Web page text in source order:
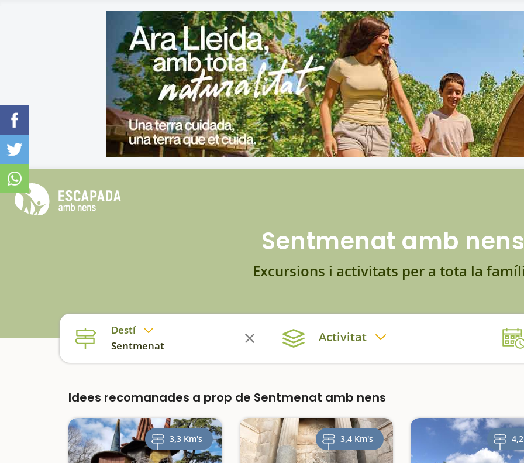
Sentmenat amb nens
Excursions i activitats per a tota la
Destí
Sentmenat
Activitat
Idees recomanades a prop de Sentmenat amb nens
3,3 Km's 3,4 Km's